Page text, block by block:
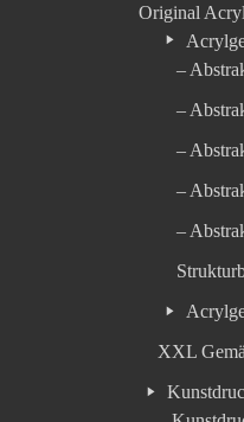
Original
–
–
–
–
–
XXL